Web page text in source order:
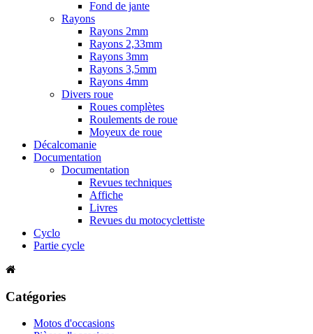
Fond de jante
Rayons
Rayons 2mm
Rayons 2,33mm
Rayons 3mm
Rayons 3,5mm
Rayons 4mm
Divers roue
Roues complètes
Roulements de roue
Moyeux de roue
Décalcomanie
Documentation
Documentation
Revues techniques
Affiche
Livres
Revues du motocyclettiste
Cyclo
Partie cycle
Catégories
Motos d'occasions